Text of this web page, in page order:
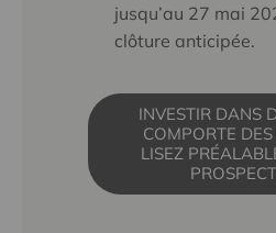
jusqu’au 27 mai
clôture anticipée.
INVESTIR DANS
COMPORTE
LISEZ